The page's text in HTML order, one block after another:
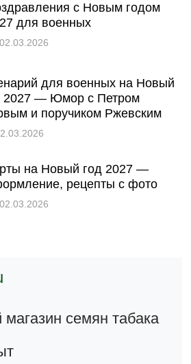
с Новым годом
для военных
02.03.2026
для военных на Новый
2027 — Юмор с Петром
и поручиком Ржевским
на Новый год 2027 —
рецепты с фото
02.03.2026
семян табака